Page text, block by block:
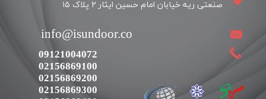
​​info@isundoor.co
09121004072
02156869100
02156869200
02156869300